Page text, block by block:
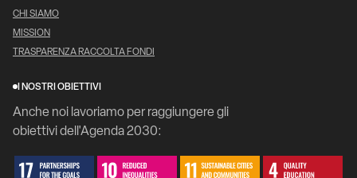
CHI SIAMO
MISSION
TRASPARENZA RACCOLTA FONDI
I NOSTRI OBIETTIVI
Anche noi lavoriamo per raggiungere gli
obiettivi dell'Agenda 2030: